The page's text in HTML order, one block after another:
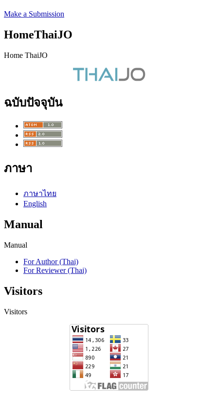
Make a Submission
HomeThaiJO
Home ThaiJO
ฉบับปัจจุบัน
ภาษา
ภาษาไทย
English
Manual
Manual
For Author (Thai)
For Reviewer (Thai)
Visitors
Visitors